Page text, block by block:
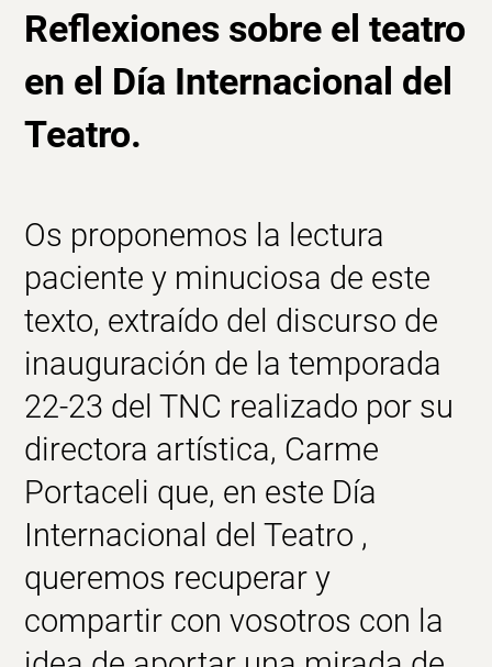
Reflexiones sobre elteatro
en el Día Internacional del
Teatro.
Os proponemos la lectura
paciente y minuciosa de este
texto, extraído del discurso de
inauguración de la temporada
22-23 del TNC realizado por su
directora artística, Carme
Portaceli que, en este Día
Internacional del Teatro ,
queremos recuperar y
compartir con vosotros con la